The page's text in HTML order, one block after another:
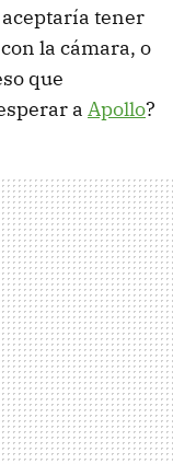
tener
la cámara, o
que
a Apollo?